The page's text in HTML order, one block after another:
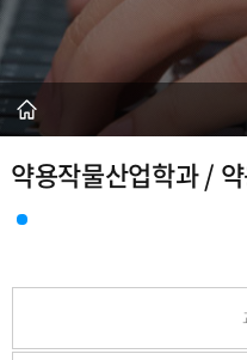
약용작물산업학과 /